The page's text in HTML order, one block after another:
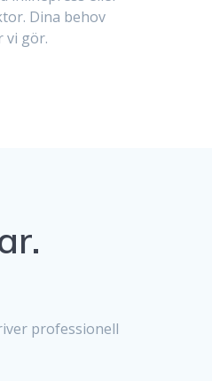
Dina behov
vi gör.
professionell